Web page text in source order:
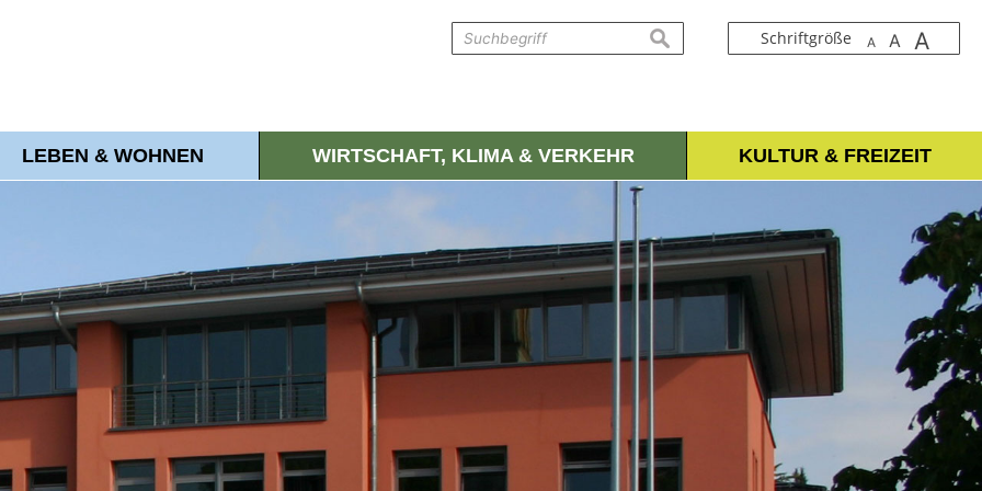
Schriftgröße A A A
suchen
LEBEN & WOHNEN WIRTSCHAFT, KLIMA & VERKEHR KULTUR & FREIZEIT